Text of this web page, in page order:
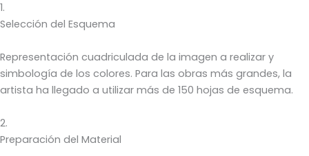
1.
Selección del Esquema
Representación cuadriculada de la imagen a realizar y
simbología de los colores. Para las obras más grandes, la
artista ha llegado a utilizar más de 150 hojas de esquema.
2.
Preparación del Material